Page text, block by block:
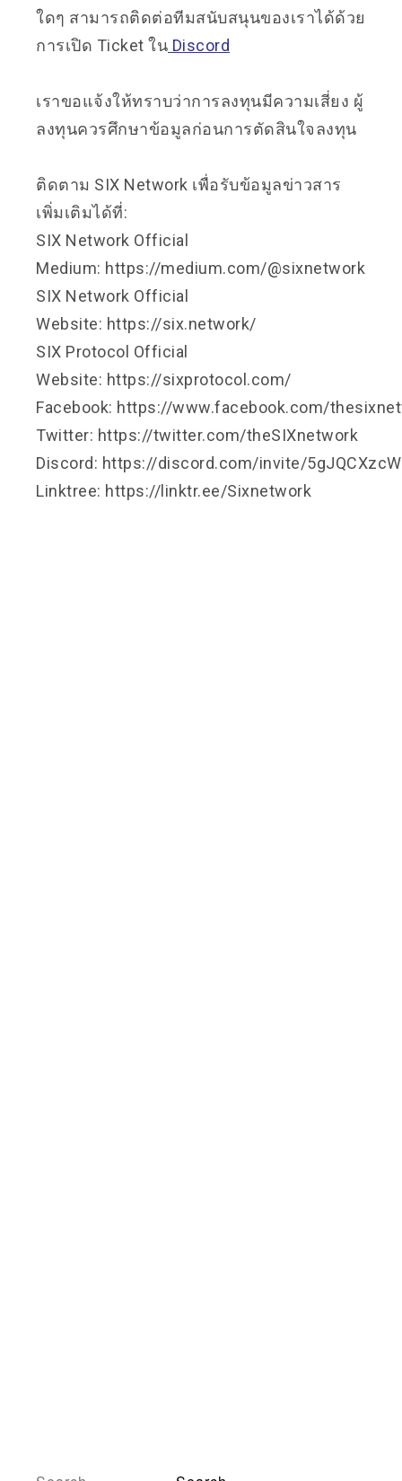
ใดๆ สามารถติดต่อทีมสนับสนุนของเราได้ด้วย
การเปิด Ticket ใน Discord
เราขอแจ้งให้ทราบว่าการลงทุนมีความเสี่ยง ผู้
ลงทุนควรศึกษาข้อมูลก่อนการตัดสินใจลงทุน
ติดตาม SIX Network เพื่อรับข้อมูลข่าวสาร
เพิ่มเติมได้ที่:
SIX Network Official
Medium: https://medium.com/@sixnetwork
SIX Network Official
Website: https://six.network/
SIX Protocol Official
Website: https://sixprotocol.com/
Facebook: https://www.facebook.com/
Twitter: https://twitter.com/theSIXnetwork
Discord: https://discord.com/invite/
Linktree: https://linktr.ee/Sixnetwork